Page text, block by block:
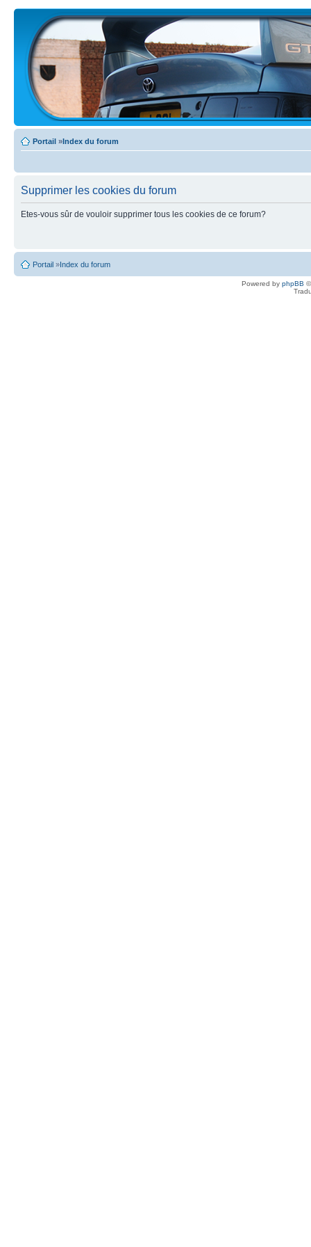
Portail »Index du forum
Supprimer les cookies du forum
Etes-vous sûr de vouloir supprimer tous les cookies de ce forum?
Portail »Index du forum
Powered by phpBB